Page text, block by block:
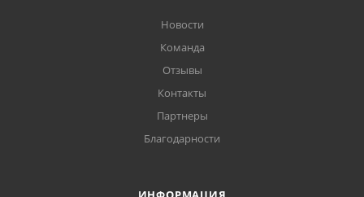
Новости
Команда
Отзывы
Контакты
Партнеры
Благодарности